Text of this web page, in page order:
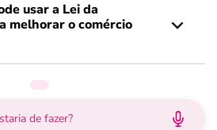
usar a Lei da
melhorar o comércio